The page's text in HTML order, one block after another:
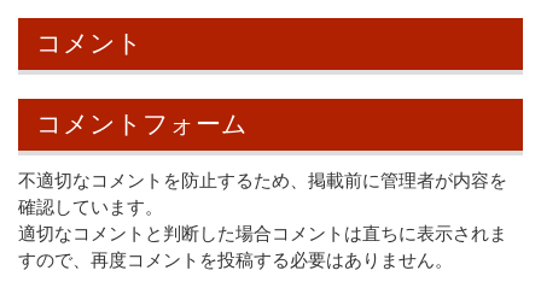
コメント
コメントフォーム
不適切なコメントを防止するため、掲載前に管理者が内容を
確認しています。
適切なコメントと判断した場合コメントは直ちに表示されま
すので、再度コメントを投稿する必要はありません。